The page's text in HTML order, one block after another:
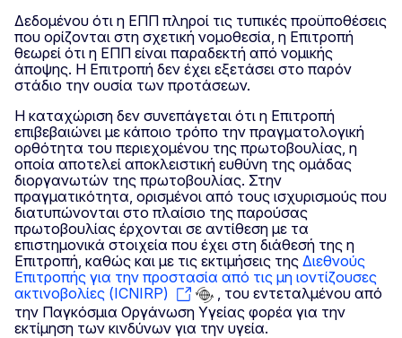
Δεδομένου ότι η ΕΠΠ πληροί τις τυπικές προϋποθέσεις
που ορίζονται στη σχετική νομοθεσία, η Επιτροπή
θεωρεί ότι η ΕΠΠ είναι παραδεκτή από νομικής
άποψης. Η Επιτροπή δεν έχει εξετάσει στο παρόν
στάδιο την ουσία των προτάσεων.
Η καταχώριση δεν συνεπάγεται ότι η Επιτροπή
επιβεβαιώνει με κάποιο τρόπο την πραγματολογική
ορθότητα του περιεχομένου της πρωτοβουλίας, η
οποία αποτελεί αποκλειστική ευθύνη της ομάδας
διοργανωτών της πρωτοβουλίας. Στην
πραγματικότητα, ορισμένοι από τους ισχυρισμούς που
διατυπώνονται στο πλαίσιο της παρούσας
πρωτοβουλίας έρχονται σε αντίθεση με τα
επιστημονικά στοιχεία που έχει στη διάθεσή της η
Επιτροπή, καθώς και με τις εκτιμήσεις της Διεθνούς
Επιτροπής για την προστασία από τις μη ιοντίζουσες
ακτινοβολίες (ICNIRP)
, του εντεταλμένου από
την Παγκόσμια Οργάνωση Υγείας φορέα για την
εκτίμηση των κινδύνων για την υγεία.